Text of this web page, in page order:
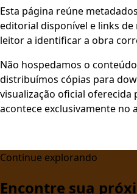
Esta página reúne
editorial disponível e links
leitor a identificar a obra
Não hospedamos o
distribuímos cópias para
visualização oficial oferecida
acontece exclusivamente no
Continue explorando
Encontre sua